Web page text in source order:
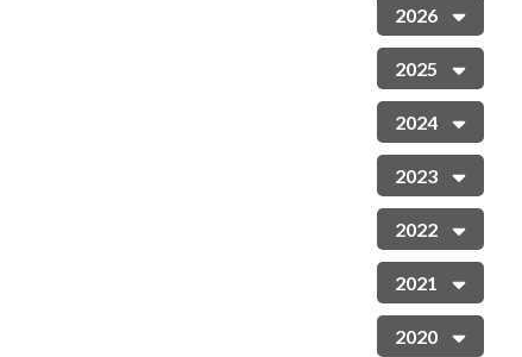
2026
2025
2024
2023
2022
2021
2020